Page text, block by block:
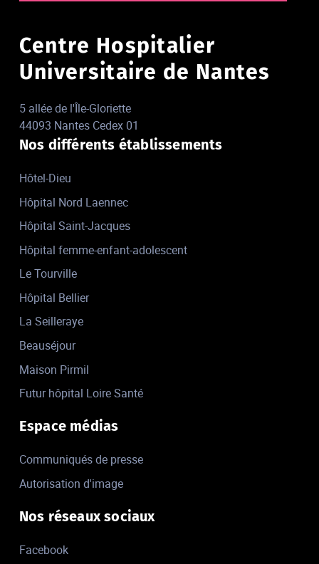
Centre Hospitalier
Universitaire de Nantes
5 allée de l'Île-Gloriette
44093 Nantes Cedex 01
Nos différents établissements
Hôtel-Dieu
Hôpital Nord Laennec
Hôpital Saint-Jacques
Hôpital femme-enfant-adolescent
Le Tourville
Hôpital Bellier
La Seilleraye
Beauséjour
Maison Pirmil
Futur hôpital Loire Santé
Espace médias
Communiqués de presse
Autorisation d'image
Nos réseaux sociaux
Facebook